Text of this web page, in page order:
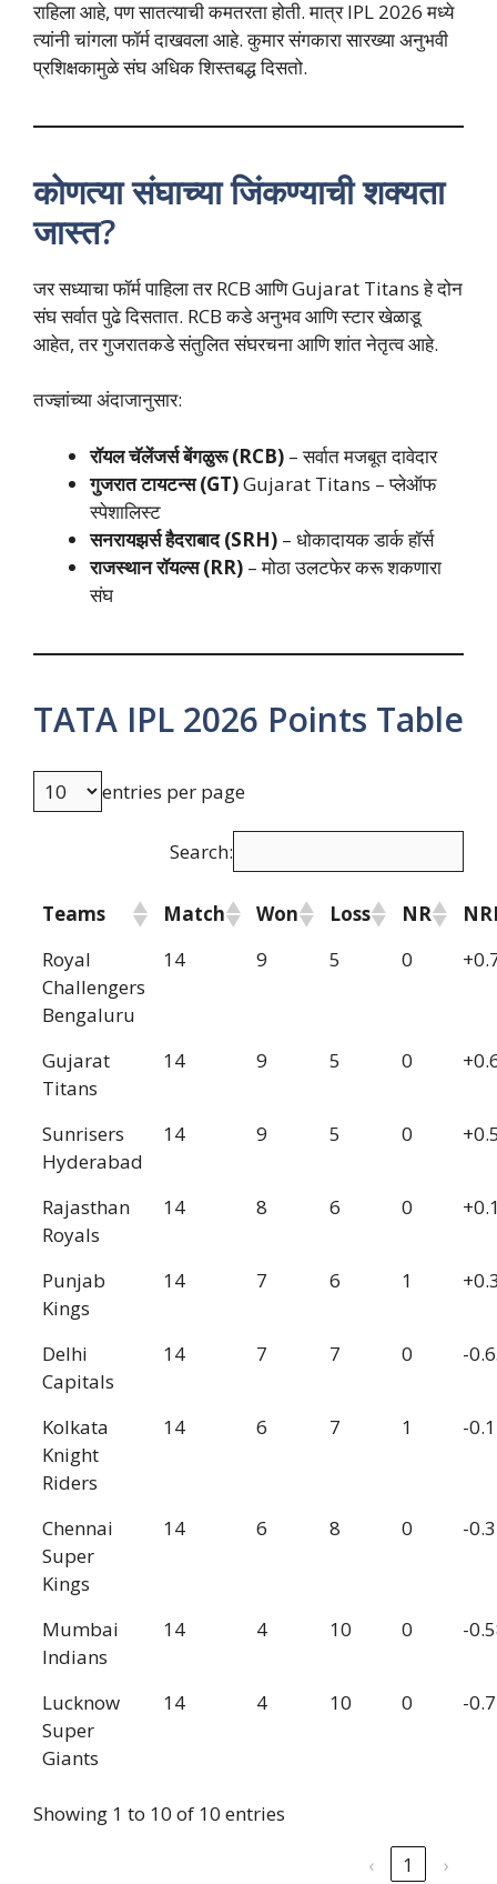
राहिला आहे, पण सातत्याची कमतरता होती. मात्र IPL 2026 मध्ये
त्यांनी चांगला फॉर्म दाखवला आहे. कुमार संगकारा सारख्या अनुभवी
प्रशिक्षकामुळे संघ अधिक शिस्तबद्ध दिसतो.
कोणत्या संघाच्या जिंकण्याची शक्यता
जास्त?
जर सध्याचा फॉर्म पाहिला तर RCB आणि Gujarat Titans हे दोन
संघ सर्वात पुढे दिसतात. RCB कडे अनुभव आणि स्टार खेळाडू
आहेत, तर गुजरातकडे संतुलित संघरचना आणि शांत नेतृत्व आहे.
तज्ज्ञांच्या अंदाजानुसार:
रॉयल चॅलेंजर्स बेंगळुरू (RCB) – सर्वात मजबूत दावेदार
गुजरात टायटन्स (GT)Gujarat Titans – प्लेऑफ
स्पेशालिस्ट
सनरायझर्स हैदराबाद (SRH) – धोकादायक डार्क हॉर्स
राजस्थान रॉयल्स (RR) – मोठा उलटफेर करू शकणारा
संघ
TATA IPL 2026 Points Table
entries per page
Search:
Teams Match Won Loss NR
Royal
Challengers
Bengaluru
14 9 5 0
Gujarat
Titans
14 9 5 0
Sunrisers
Hyderabad
14 9 5 0
Rajasthan
Royals
14 8 6 0
Punjab
Kings
14 7 6 1
Delhi
Capitals
14 7 7 0 -
Kolkata
Knight
Riders
14 6 7 1 -
Chennai
Super
Kings
14 6 8 0 -
Mumbai
Indians
14 4 10 0 -
Lucknow
Super
Giants
14 4 10 0 -
Showing 1 to 10 of 10 entries
‹
1 ›